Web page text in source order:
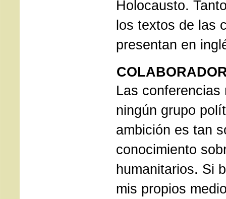
Holocausto.
los textos de las
presentan en
Las
ningún grupo
ambición es tan
conocimiento
humanitarios. Si
mis propios